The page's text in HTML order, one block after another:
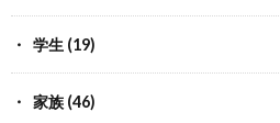
学生 (19)
家族 (46)